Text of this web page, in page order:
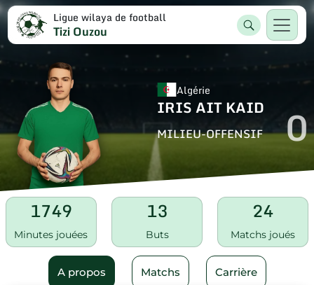
Ligue wilaya de football
Tizi Ouzou
Algérie
IRIS AIT KAID
MILIEU-OFFENSIF 0
1749
Minutes jouées
13
Buts
24
Matchs joués
A propos Matchs Carrière